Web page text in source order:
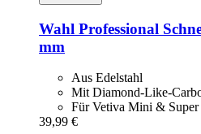
Wahl Professional
mm
Aus Edelstahl
Mit Diamond-Like-
Für Vetiva Mini &
39,99 €